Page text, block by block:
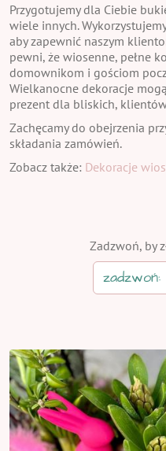
Przygotujemy dla Ciebie
wiele innych.
aby zapewnić naszym
pewni, że wiosenne, pełne
domownikom i gościom
Wielkanocne dekoracje
prezent dla bliskich,
Zachęcamy do obejrzenia
składania zamówień.
Zobacz także: Dekoracje
Zadzwoń, by